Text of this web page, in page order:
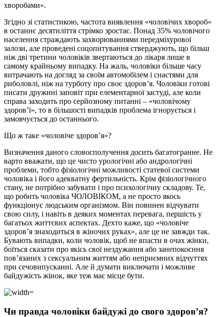
хворобами».
Згідно зі статистикою, частота виявлення «чоловічих хвороб»
в останнє десятиліття стрімко зростає. Понад 35% чоловічого
населення страждають захворюваннями передміхурової
залози, але проведені соцопитування стверджують, що більш
ніж дві третини чоловіків звертаються до лікаря лише в
самому крайньому випадку. На жаль, чоловіки більше часу
витрачають на догляд за своїм автомобілем і снастями для
риболовлі, ніж на турботу про своє здоров’я. Чоловіки готові
писати дружині заповіт при елементарної застуді, але коли
справа заходить про серйозному питанні – «чоловічому
здоров’ї», то в більшості випадків проблема ігнорується і
замовчується до останнього.
Що ж таке «чоловіче здоров’я»?
Визначення даного словосполучення досить багатогранне. Не
варто вважати, що це чисто урологічні або андрологічні
проблеми, тобто фізіологічні можливості статевої системи
чоловіка і його адекватну фертильність. Крім фізіологічного
стану, не потрібно забувати і про психологічну складову. Те,
що робить чоловіка ЧОЛОВІКОМ, а не просто якось
функціонує людським організмом. Він повинен відчувати
свою силу, і навіть в деяких моментах перевага, першість у
багатьох життєвих аспектах. Дехто каже, що «чоловіче
здоров’я знаходиться в жіночих руках», але це не завжди так.
Бувають випадки, коли чоловік, щоб не впасти в очах жінки,
боїться сказати про якісь свої нездужання або занепокоєння
пов’язаних з сексуальним життям або неприємних відчуттях
при сечовипусканні. Але й думати виключати і можливе
байдужість жінок, яке теж має місце бути.
Чи правда чоловіки байдужі до свого здоров’я?